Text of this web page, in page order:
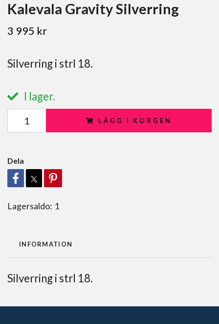
Kalevala Gravity Silverring
3 995 kr
Silverring i strl 18.
I lager.
LÄGG I KORGEN
Dela
Lagersaldo: 1
INFORMATION
Silverring i strl 18.